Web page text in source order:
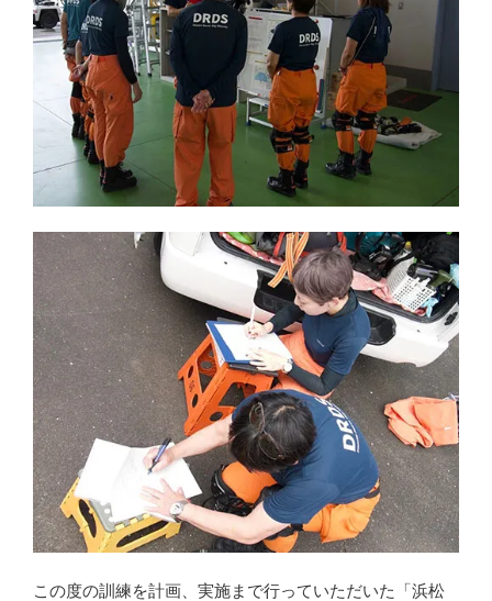
この度の訓練を計画、実施まで行っていただいた「浜松